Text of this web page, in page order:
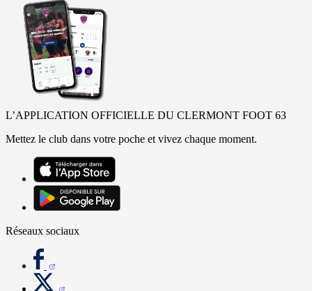
L’APPLICATION OFFICIELLE DU CLERMONT FOOT 63
Mettez le club dans votre poche et vivez chaque moment.
Réseaux sociaux